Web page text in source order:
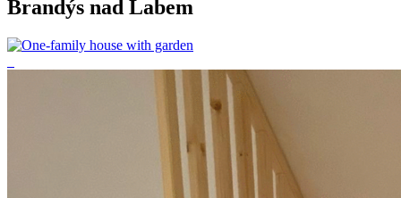
Brandýs nad Labem